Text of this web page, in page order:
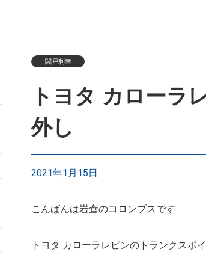
関戸利幸
トヨタ カローラ
外し
2021年1月15日
こんばんは岩倉のコロンブスです
トヨタ カローラレビンのトランクスポ